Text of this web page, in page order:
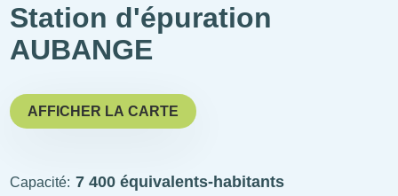
Station d'épuration
AUBANGE
AFFICHER LA CARTE
visitable
Capacité 7 400 équivalents-habitants